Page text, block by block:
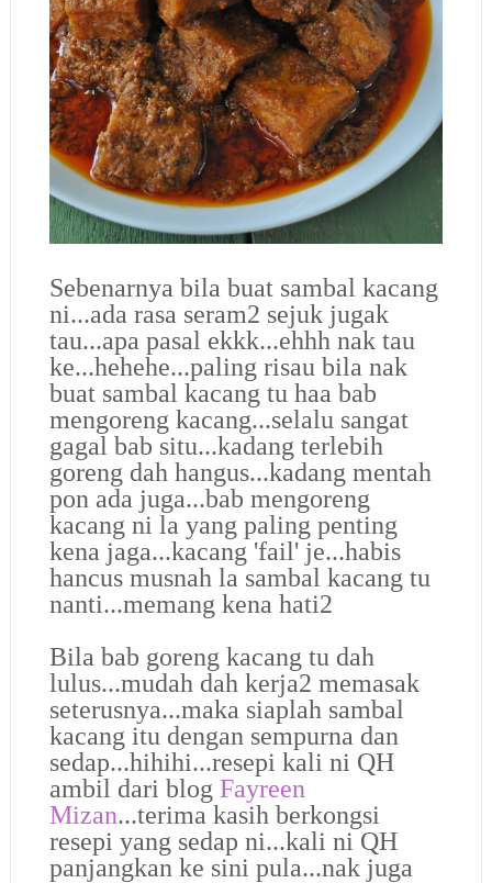
Sebenarnya bila buat sambal kacang
ni...ada rasa seram2 sejuk jugak
tau...apa pasal ekkk...ehhh nak tau
ke...hehehe...paling risau bila nak
buat sambal kacang tu haa bab
mengoreng kacang...selalu sangat
gagal bab situ...kadang terlebih
goreng dah hangus...kadang mentah
pon ada juga...bab mengoreng
kacang ni la yang paling penting
kena jaga...kacang 'fail' je...habis
hancus musnah la sambal kacang tu
nanti...memang kena hati2
Bila bab goreng kacang tu dah
lulus...mudah dah kerja2 memasak
seterusnya...maka siaplah sambal
kacang itu dengan sempurna dan
sedap...hihihi...resepi kali ni QH
ambil dari blog Fayreen
Mizan...terima kasih berkongsi
resepi yang sedap ni...kali ni QH
panjangkan ke sini pula...nak juga